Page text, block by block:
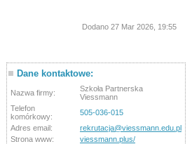
Dodano 27 Mar 2026, 19:55
Dane kontaktowe:
Nazwa firmy:
Szkoła Partnerska
Viessmann
Telefon
komórkowy:
505-036-015
Adres email:
rekrutacja@viessmann.edu.pl
Strona www:
viessmann.plus/